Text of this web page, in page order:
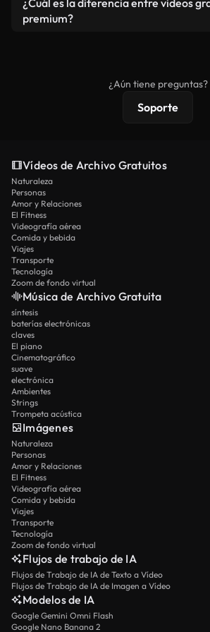
vídeos. Solo asegúrese de que el
¿Cuál es la diferencia entre videos
premium?
protecciones de licencia extendidas.
¿Aún tiene preguntas?
Soporte
Vídeos de Archivo Gratuitos
Naturaleza
Personas
Amor y Relaciones
El Fitness
Videografía aérea
Comida y bebida
Viajes
Transporte
Tecnología
Zoom de fondo virtual
Música de Archivo Gratuita
síntesis
baterías electrónicas
claves
El piano
Cinematográfico
suave
electrónica
Ambientes
Strings
Trompeta acústica
Imágenes
Naturaleza
Personas
Amor y Relaciones
El Fitness
Videografía aérea
Comida y bebida
Viajes
Transporte
Tecnología
Zoom de fondo virtual
Flujos de trabajo de IA
Flujos de Trabajo de IA de Texto a Vídeo
Flujos de Trabajo de IA de Imagen a Vídeo
Modelos de IA
Google Gemini Omni Flash
Google Nano Banana 2